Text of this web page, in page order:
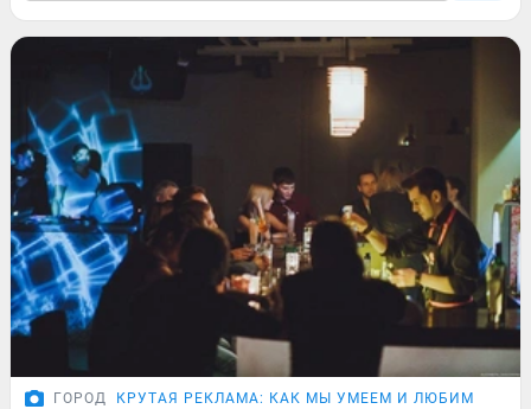
ГОРОД КРУТАЯ РЕКЛАМА: КАК МЫ УМЕЕМ И ЛЮБИМ